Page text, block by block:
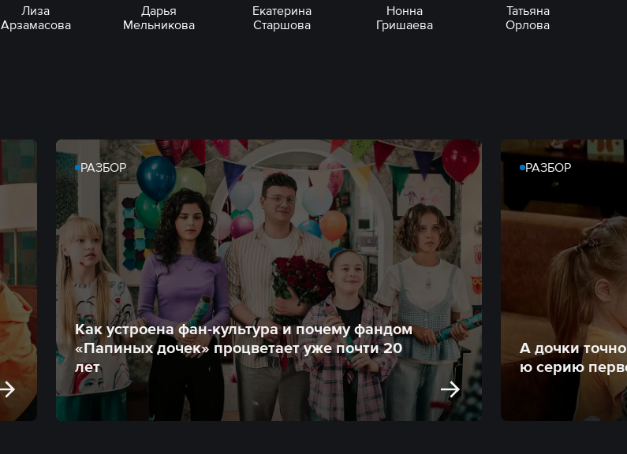
Лиза
Арзамасова
Дарья
Мельникова
Екатерина
Старшова
Нонна
Гришаева
Татьяна
Орлова
РАЗБОР
Как устроена фан-культура и почему фандом
«Папиных дочек» процветает уже почти 20
лет
РАЗБОР
А дочки
ю серию